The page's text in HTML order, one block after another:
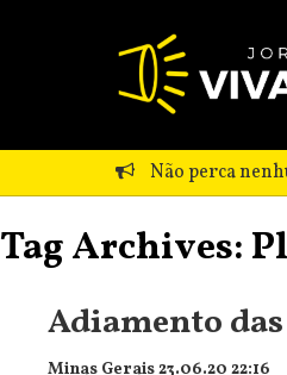
Não perca
Tag Archives:
Adiamento
Minas Gerais 23.06.20 22:16